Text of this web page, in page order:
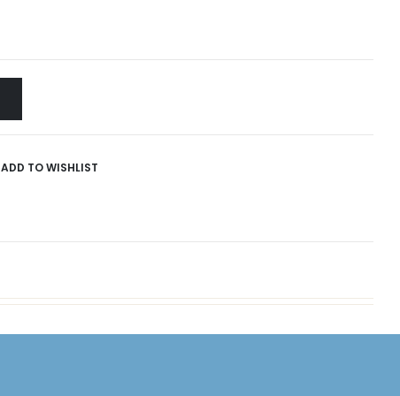
ADD TO WISHLIST